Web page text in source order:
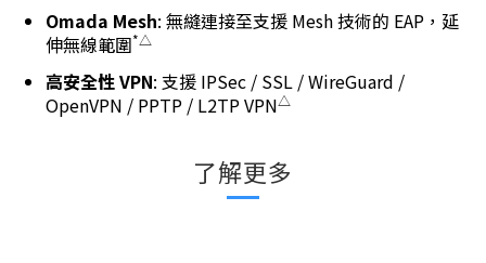
Omada Mesh: 無縫連接至支援 Mesh 技術的 EAP，延
伸無線範圍*△
高安全性 VPN: 支援 IPSec / SSL / WireGuard /
OpenVPN / PPTP / L2TP VPN△
了解更多